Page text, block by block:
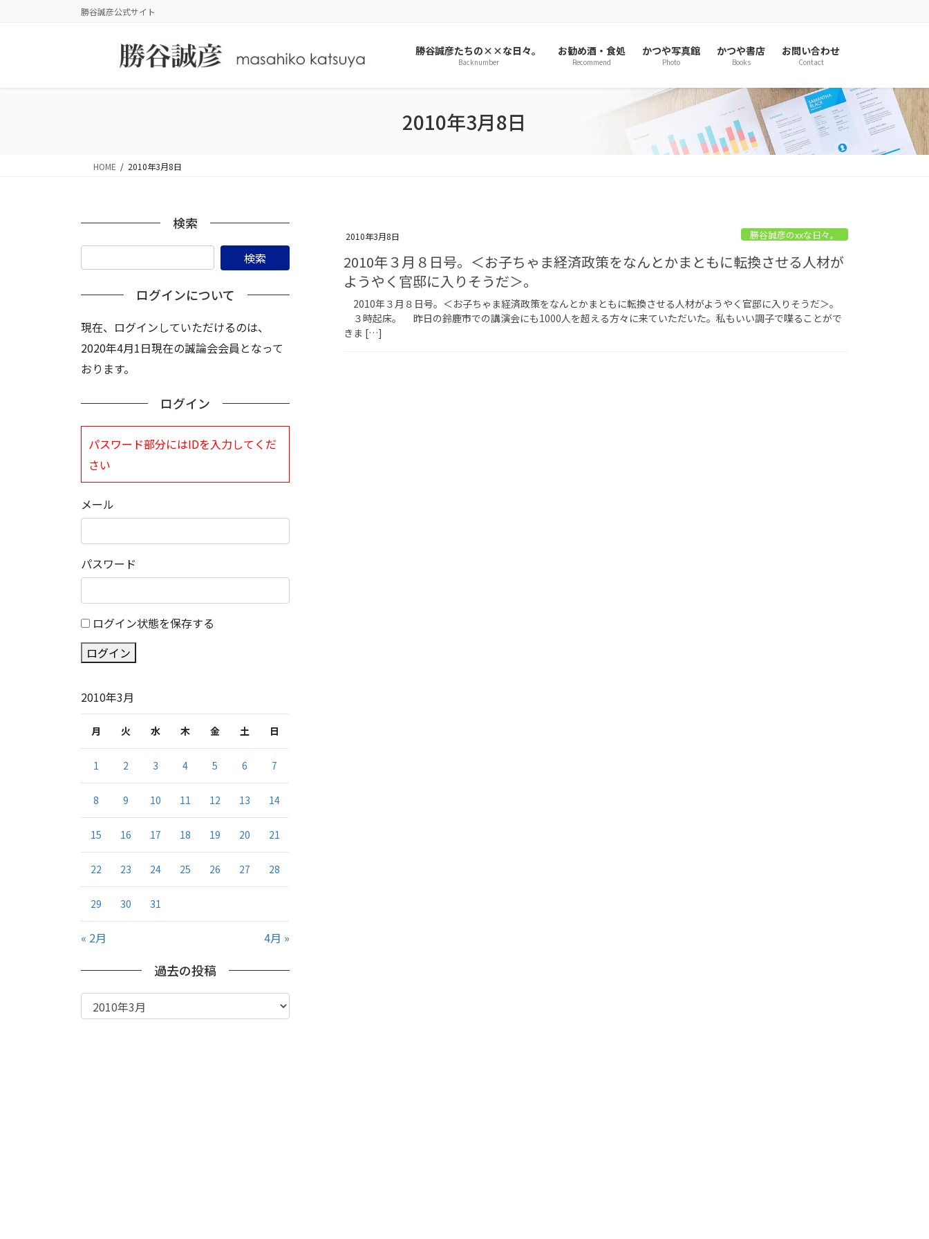
勝谷誠彦公式サイト
勝谷誠彦たちの××な日々。
Backnumber
お勧め酒・食処
Recommend
かつや写真館
Photo
かつや書店
Books
お問い合わせ
Contact
2010年3月8日
HOME 2010年3月8日
2010年3月8日 勝谷誠彦のxxな日々。
2010年３月８日号。＜お子ちゃま経済政策をなんとかまともに転換させる人材が
ようやく官邸に入りそうだ＞。
2010年３月８日号。＜お子ちゃま経済政策をなんとかまともに転換させる人材がようやく官邸に入りそうだ＞。
３時起床。 昨日の鈴鹿市での講演会にも1000人を超える方々に来ていただいた。私もいい調子で喋ることがで
きま […]
検索
ログインについて
現在、ログインしていただけるのは、
2020年4月1日現在の誠論会会員となって
おります。
ログイン
パスワード部分にはIDを入力してくだ
さい
メール
パスワード
ログイン状態を保存する
ログイン
2010年3月
月 火 水 木 金 土 日
1 2 3 4 5 6 7
8 9 10 11 12 13 14
15 16 17 18 19 20 21
22 23 24 25 26 27 28
29 30 31
« 2月 4月 »
過去の投稿
過
去